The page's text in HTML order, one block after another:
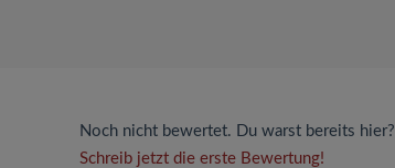
Noch nicht bewertet. Du warst bereits hier?
Schreib jetzt die erste Bewertung!